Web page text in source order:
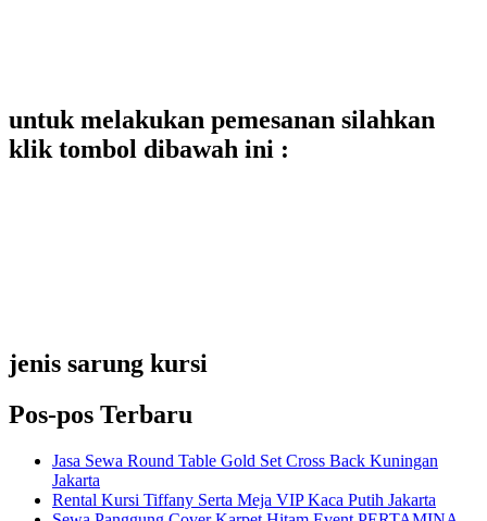
untuk melakukan pemesanan silahkan
klik tombol dibawah ini :
jenis sarung kursi
Pos-pos Terbaru
Jasa Sewa Round Table Gold Set Cross Back Kuningan
Jakarta
Rental Kursi Tiffany Serta Meja VIP Kaca Putih Jakarta